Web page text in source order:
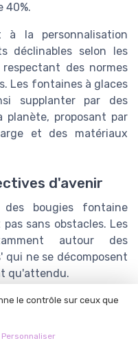
40%.
à la personnalisation
déclinables selon les
des normes
Les fontaines à glaces
supplanter par des
proposant par
et des matériaux
d'avenir
bougies fontaine
sans obstacles. Les
autour des
qui ne se décomposent
qu'attendu.
de l'emballage
répondent à
mise en place de
le label 'Swan Nordic',
le contrôle sur ceux que
Personnaliser